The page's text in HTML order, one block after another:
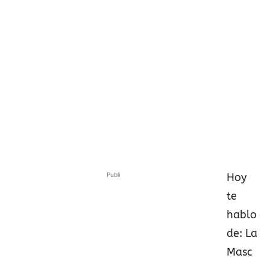
Publi
Hoy
te
hablo
de: La
Masc